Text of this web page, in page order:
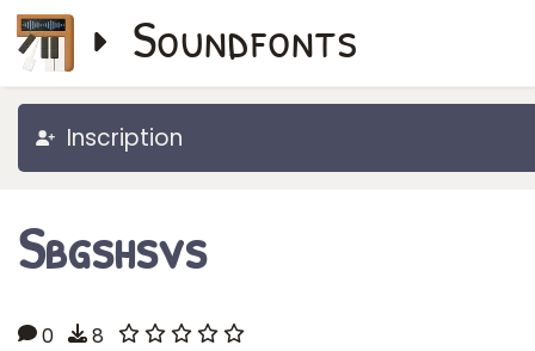
Soundfonts
Inscription
Sbgshsvs
0 8